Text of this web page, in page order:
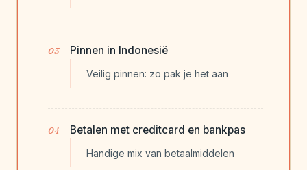
Pinnen in Indonesië
Veilig pinnen: zo pak je het aan
Betalen met creditcard en bankpas
Handige mix van betaalmiddelen